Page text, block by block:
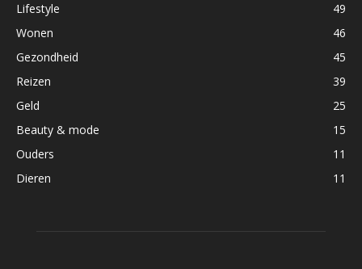
Lifestyle
49
Wonen
46
Gezondheid
45
Reizen
39
Geld
25
Beauty & mode
15
Ouders
11
Dieren
11